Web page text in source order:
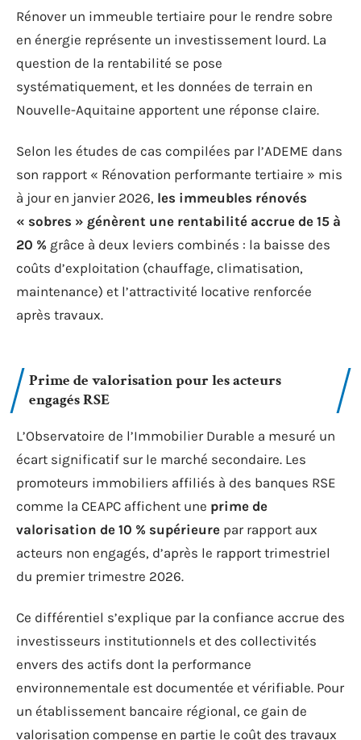
Rénover un immeuble tertiaire pour le rendre sobre
en énergie représente un investissement lourd. La
question de la rentabilité se pose
systématiquement, et les données de terrain en
Nouvelle-Aquitaine apportent une réponse claire.
Selon les études de cas compilées par l’ADEME dans
son rapport « Rénovation performante tertiaire » mis
à jour en janvier 2026, les immeubles rénovés
« sobres » génèrent une rentabilité accrue de 15 à
20 % grâce à deux leviers combinés : la baisse des
coûts d’exploitation (chauffage, climatisation,
maintenance) et l’attractivité locative renforcée
après travaux.
Prime de valorisation pour les acteurs
engagés RSE
L’Observatoire de l’Immobilier Durable a mesuré un
écart significatif sur le marché secondaire. Les
promoteurs immobiliers affiliés à des banques RSE
comme la CEAPC affichent une prime de
valorisation de 10 % supérieure par rapport aux
acteurs non engagés, d’après le rapport trimestriel
du premier trimestre 2026.
Ce différentiel s’explique par la confiance accrue des
investisseurs institutionnels et des collectivités
envers des actifs dont la performance
environnementale est documentée et vérifiable. Pour
un établissement bancaire régional, ce gain de
valorisation compense en partie le coût des travaux